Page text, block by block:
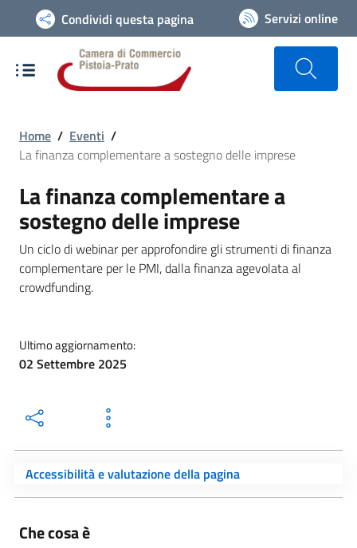
Vai alla navigazione del sito
Condividi questa pagina Servizi online
Home / Eventi /
La finanza complementare a sostegno delle imprese
La finanza complementare a
sostegno delle imprese
Un ciclo di webinar per approfondire gli strumenti di finanza
complementare per le PMI, dalla finanza agevolata al
crowdfunding.
Ultimo aggiornamento:
02 Settembre 2025
Accessibilità e valutazione della pagina
Che cosa è